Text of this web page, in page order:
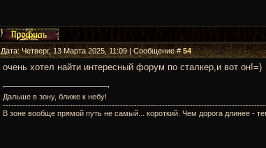
Дата: Четверг, 13 Марта 2025, 11:09 | Сообщение #54
очень хотел найти интересный форум по сталкер,и вот он!=)
Дальше в зону, ближе к небу!
В зоне вообще прямой путь не самый... короткий. Чем дорога длинее -